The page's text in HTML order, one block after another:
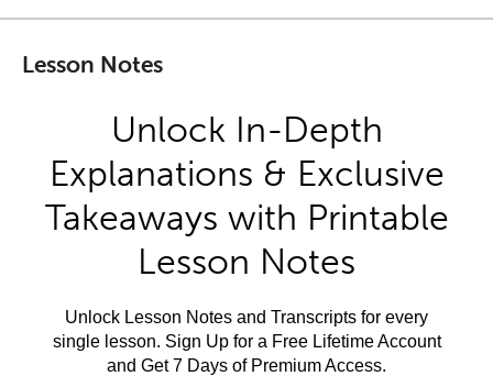
Lesson Notes
Unlock In-Depth
Explanations & Exclusive
Takeaways with Printable
Lesson Notes
Unlock Lesson Notes and Transcripts for every
single lesson. Sign Up for a Free Lifetime Account
and Get 7 Days of Premium Access.